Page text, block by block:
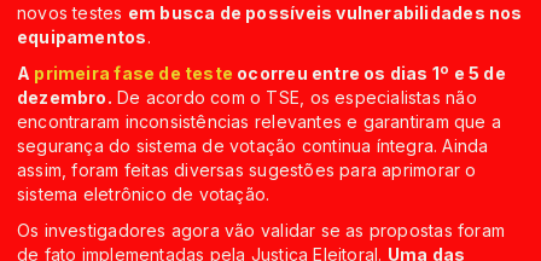
novos testes em busca de possíveis vulnerabilidades nos
equipamentos.
A primeira fase de teste ocorreu entre os dias 1º e 5 de
dezembro. De acordo com o TSE, os especialistas não
encontraram inconsistências relevantes e garantiram que a
segurança do sistema de votação continua íntegra. Ainda
assim, foram feitas diversas sugestões para aprimorar o
sistema eletrônico de votação.
Os investigadores agora vão validar se as propostas foram
de fato implementadas pela Justiça Eleitoral. Uma das